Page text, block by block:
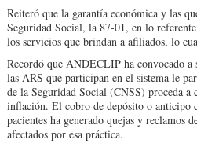
Reiteró que la garan­tía económica y las
Segu­ridad Social, la 87-01, en lo
los servicios que brindan a afiliados, lo
Recordó que ANDE­CLIP ha convocado a
las ARS que participan en el sistema le
de la Seguridad Social (CNSS) proceda
inflación. El cobro de depósito o antici­po
pacientes ha generado que­jas y reclamos
afectados por esa práctica.